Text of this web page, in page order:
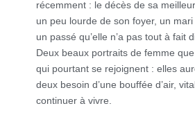
récemment : le décès de sa
un peu lourde de son foyer, un
un passé qu’elle n’a pas tout à fait
Deux beaux portraits de femme
qui pourtant se rejoignent : elles
deux besoin d’une bouffée d’air,
continuer à vivre.